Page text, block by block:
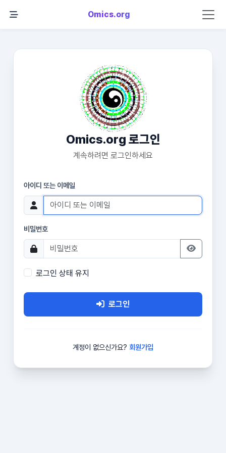
Omics.org
Omics.org 로그인
계속하려면 로그인하세요
아이디 또는 이메일
비밀번호
로그인 상태 유지
로그인
계정이 없으신가요? 회원가입